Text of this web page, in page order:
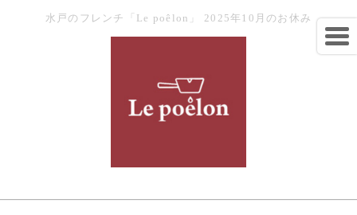
水戸のフレンチ「Le poêlon」 2025年10月のお休み